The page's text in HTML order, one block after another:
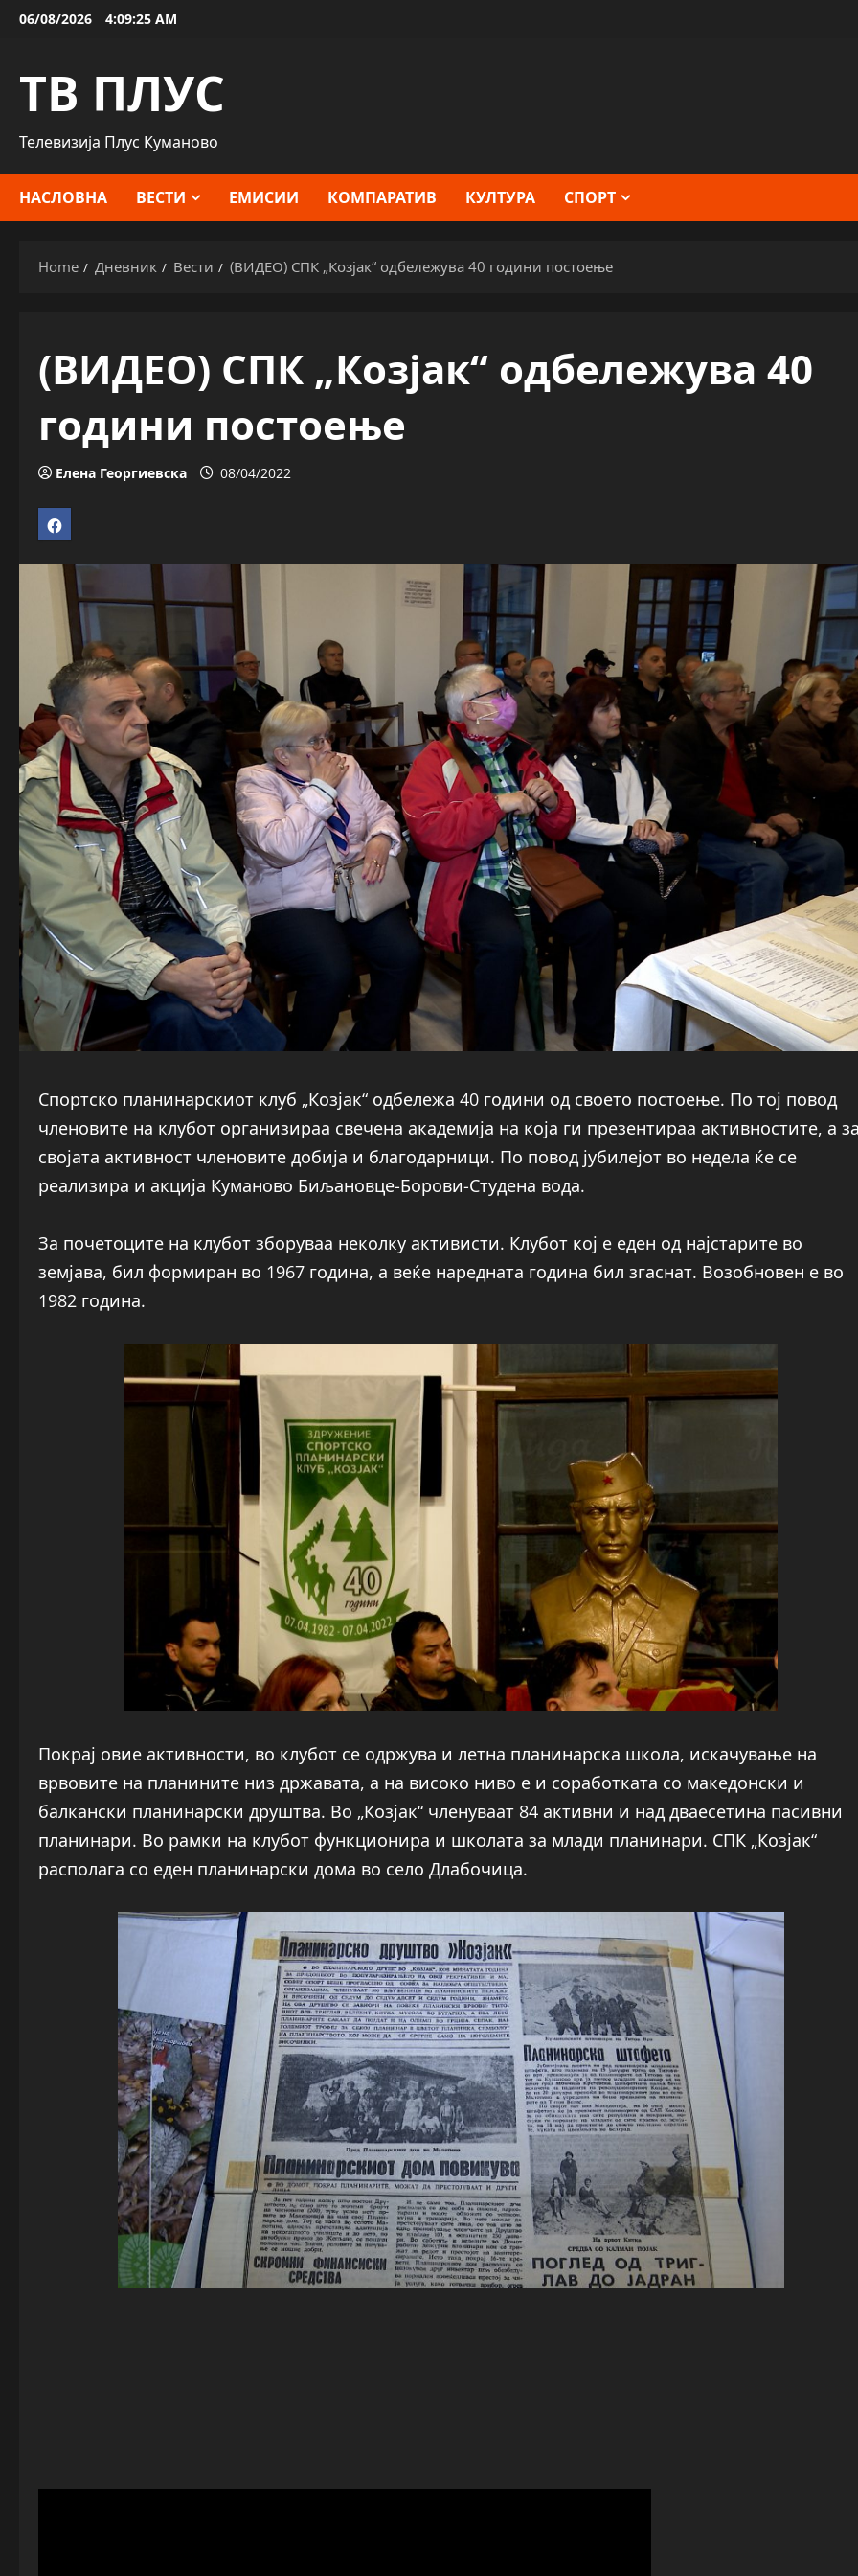
Skip06/08/2026 4:09:26 AM
ТВ ПЛУС
Телевизија Плус Куманово
НАСЛОВНА ВЕСТИ ЕМИСИИ КОМПАРАТИВ КУЛТУРА СПОРТ
Home Дневник Вести (ВИДЕО) СПК „Козјак“ одбележува 40 години постоење
(ВИДЕО) СПК „Козјак“ одбележува 40
години постоење
Елена Георгиевска 08/04/2022
Спортско планинарскиот клуб „Козјак“ одбележа 40 години од своето постоење. По тој повод
членовите на клубот организираа свечена академија на која ги презентираа активностите, а
својата активност членовите добија и благодарници. По повод јубилејот во недела ќе се
реализира и акција Куманово Биљановце-Борови-Студена вода.
За почетоците на клубот зборуваа неколку активисти. Клубот кој е еден од најстарите во
земјава, бил формиран во 1967 година, а веќе наредната година бил згаснат. Возобновен е во
1982 година.
Покрај овие активности, во клубот се одржува и летна планинарска школа, искачување на
врвовите на планините низ државата, а на високо ниво е и соработката со македонски и
балкански планинарски друштва. Во „Козјак“ членуваат 84 активни и над дваесетина пасивни
планинари. Во рамки на клубот функционира и школата за млади планинари. СПК „Козјак“
располага со еден планинарски дома во село Длабочица.